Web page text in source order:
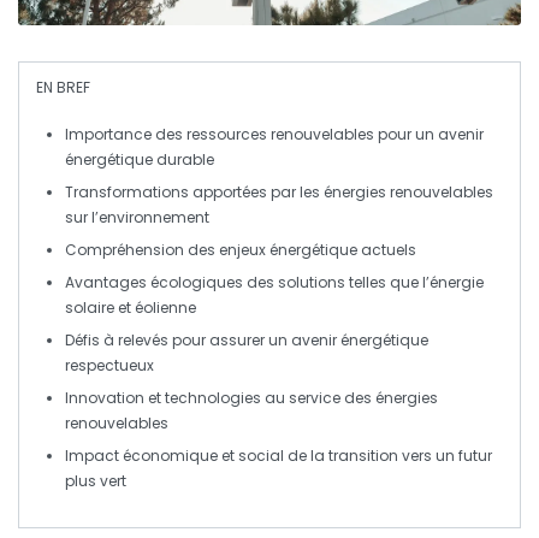
EN BREF
Importance des ressources renouvelables pour un avenir
énergétique durable
Transformations apportées par les énergies renouvelables
sur l’environnement
Compréhension des enjeux énergétique actuels
Avantages écologiques des solutions telles que l’énergie
solaire et éolienne
Défis à relevés pour assurer un avenir énergétique
respectueux
Innovation et technologies au service des énergies
renouvelables
Impact économique et social de la transition vers un futur
plus vert